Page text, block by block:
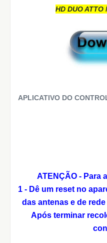
HD DUO ATTO
APLICATIVO DO
ATENÇÃO - Para
1 - Dê um reset no
das antenas e de rede
Após terminar